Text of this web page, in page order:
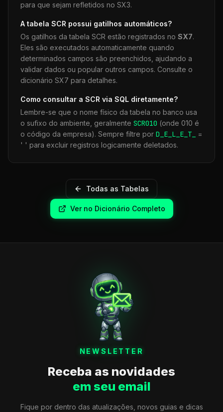
para que sejam refletidos no SX3.
A tabela SCR possui gatilhos automáticos?
Os gatilhos da tabela SCR estão registrados no SX7.
Eles são executados automaticamente quando
determinados campos são preenchidos, ajudando a
validar dados ou popular outros campos. Consulte o
dicionário SX7 para detalhes.
Como consultar a SCR via SQL diretamente?
Lembre-se que o nome físico da tabela no banco usa
o sufixo do ambiente, geralmente SCR010 (onde 010 é
o código da empresa). Sempre filtre por D_E_L_E_T_
=
' ' para excluir registros logicamente deletados.
Todas as Tabelas
Ver no Dicionário Completo
NEWSLETTER
Receba as novidades
em seu email
Fique por dentro das atualizações, novos guias e dicas